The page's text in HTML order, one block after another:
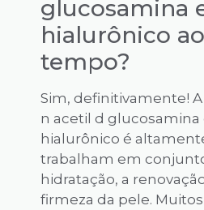
glucosamina
hialurônico
tempo?
Sim, definitivamente!
n acetil d glucosamina
hialurônico é
trabalham em
hidratação, a
firmeza da pele.